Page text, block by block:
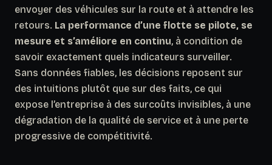
envoyer des véhicules sur la route et à attendre les
retours. La performance d’une flotte se pilote, se
mesure et s’améliore en continu, à condition de
savoir exactement quels indicateurs surveiller.
Sans données fiables, les décisions reposent sur
des intuitions plutôt que sur des faits, ce qui
expose l’entreprise à des surcoûts invisibles, à une
dégradation de la qualité de service et à une perte
progressive de compétitivité.